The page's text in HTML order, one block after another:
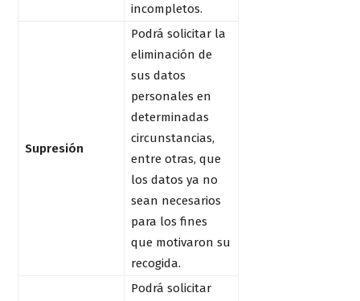
incompletos.
Supresión
Podrá solicitar la
eliminación de
sus datos
personales en
determinadas
circunstancias,
entre otras, que
los datos ya no
sean necesarios
para los fines
que motivaron su
recogida.
Podrá solicitar